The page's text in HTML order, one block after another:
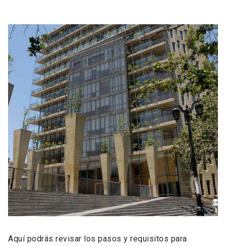
Aquí podrás revisar los pasos y requisitos para